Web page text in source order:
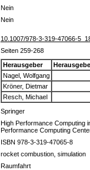
Nein
Nein
10.1007/978-3-319-47066-
Seiten 259-268
Herausgeber
Nagel, Wolfgang
Kröner, Dietmar
Resch, Michael
Springer
High Performance Computing
Performance Computing
ISBN 978-3-319-47065-8
rocket combustion, simulation
Raumfahrt